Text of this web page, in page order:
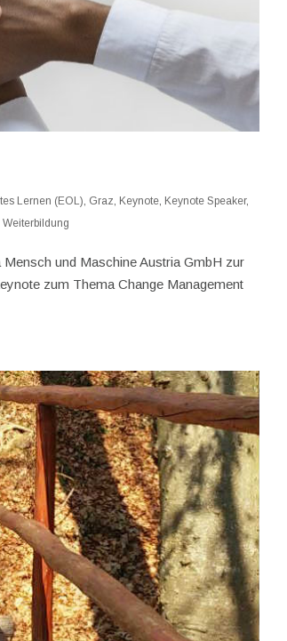
Lernen (EOL) Graz Keynote Keynote Speaker,
,Weiterbildung
und Maschine Austria GmbH zur
zum Thema Change Management